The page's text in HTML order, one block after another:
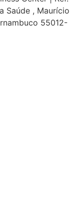
Saúde , Maurício
55012-